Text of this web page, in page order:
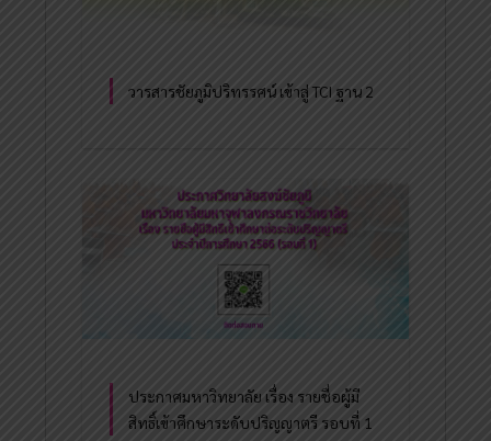
วารสารชัยภูมิปริทรรศน์ เข้าสู่ TCI ฐาน 2
ประกาศมหาวิทยาลัย เรื่อง รายชื่อผู้มี
สิทธิ์เข้าศึกษาระดับปริญญาตรี รอบที่ 1